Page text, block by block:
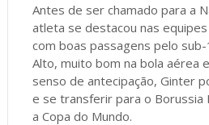
Antes de ser chamado para a
atleta se destacou nas
com boas passagens pelo
Alto, muito bom na bola aérea
senso de antecipação, Ginter
e se transferir para o Borussia
a Copa do Mundo.